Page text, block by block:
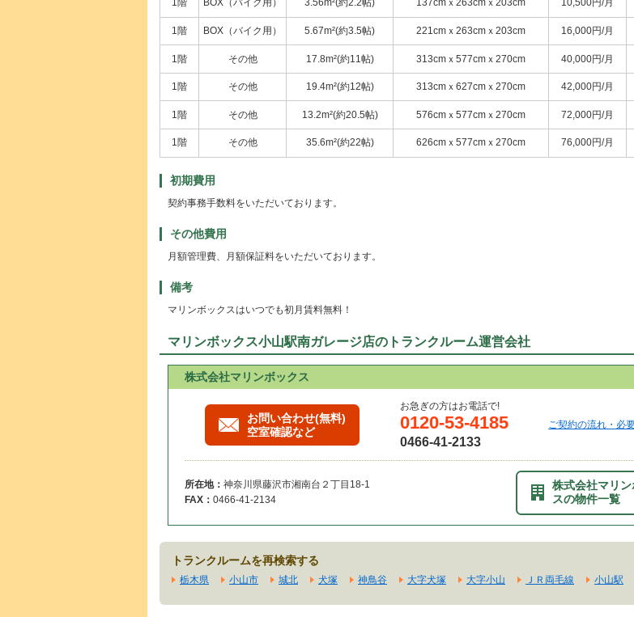
1階 BOX（バイク用） 3.56m²(約2.2帖) 137cmｘ263cmｘ203cm 10,500円/月
1階 BOX（バイク用） 5.67m²(約3.5帖) 221cmｘ263cmｘ203cm 16,000円/月
1階 その他 17.8m²(約11帖) 313cmｘ577cmｘ270cm 40,000円/月
1階 その他 19.4m²(約12帖) 313cmｘ627cmｘ270cm 42,000円/月
1階 その他 13.2m²(約20.5帖) 576cmｘ577cmｘ270cm 72,000円/月
1階 その他 35.6m²(約22帖) 626cmｘ577cmｘ270cm 76,000円/月
初期費用
契約事務手数料をいただいております。
その他費用
月額管理費、月額保証料をいただいております。
備考
マリンボックスはいつでも初月賃料無料！
マリンボックス小山駅南ガレージ店のトランクルーム運営会社
株式会社マリンボックス
お問い合わせ(無料)
空室確認など
お急ぎの方はお電話で!
0120-53-4185
0466-41-2133
ご契約の流れ・必
所在地： 神奈川県藤沢市湘南台２丁目18-1
FAX： 0466-41-2134
株式会社マリン
スの物件一覧
トランクルームを再検索する
栃木県 小山市 城北 犬塚 神鳥谷 大字犬塚 大字小山 ＪＲ両毛線 小山駅